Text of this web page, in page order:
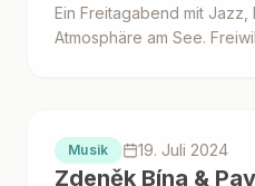
Ein Freitagabend mit Jazz,
Atmosphäre am See.
Musik 19. Juli 2024
Zdeněk Bína &